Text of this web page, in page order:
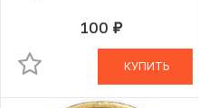
100 руб.В КОРЗИНЕ
КУПИТЬ